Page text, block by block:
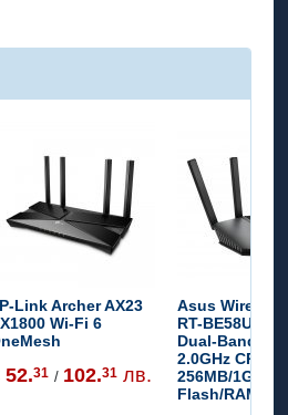
Link Archer AX23
Wi-Fi 6
52.31 / 102.31 лв.
Asus
RT-BE58U,
Dual-Band,
2.0GHz CPU,
256MB/1GB
Flash/RAM,